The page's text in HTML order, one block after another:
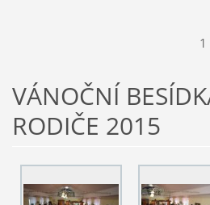
1
VÁNOČNÍ
RODIČE 2015